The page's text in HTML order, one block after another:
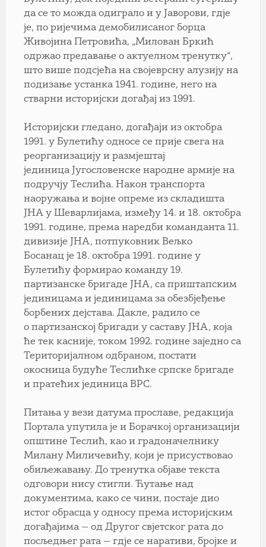
да се то можда одиграло и у Јаворови, гдје
је, по ријечима демобилисаног борца
Живојина Петровића, „Милован Бркић
одржао предавање о актуелном тренутку“,
што више подсјећа на својеврсну алузију на
подизање устанка 1941. године, него на
стварни историјски догађај из 1991.
Историјски гледано, догађаји из октобра
1991. у Булетићу односе се прије свега на
реорганизацију и размјештај
јединица Југословенске народне армије на
подручју Теслића. Након транспорта
наоружања и војне опреме из складишта
ЈНА у Шеварлијама, између 14. и 18. октобра
1991. године, према наредби команданта 11.
дивизије ЈНА, потпуковник Вељко
Босанац је 18. октобра 1991. године у
Булетићу формирао команду 19.
партизанске бригаде ЈНА, са приштaпским
јединицама и јединицама за обезбјеђење
борбених дејстава. Дакле, радило се
о партизанској бригади у саставу ЈНА, која
ће тек касније, током 1992. године заједно са
Територијалном одбраном, постати
окосница будуће Теслићке српске бригаде
и пратећих јединица ВРС.
Питања у вези датума прославе, редакција
Портала упутила је и Борачкој организацији
општине Теслић, као и градоначелнику
Милану Миличевићу, који је присуствовао
обиљежавању. До тренутка објаве текста
одговори нису стигли. Ћутање над
документима, како се чини, постаје дио
истог обрасца у односу према историјским
догађајима — од Другог свјетског рата до
посљедњег рата — гдје се наративи, бројке и